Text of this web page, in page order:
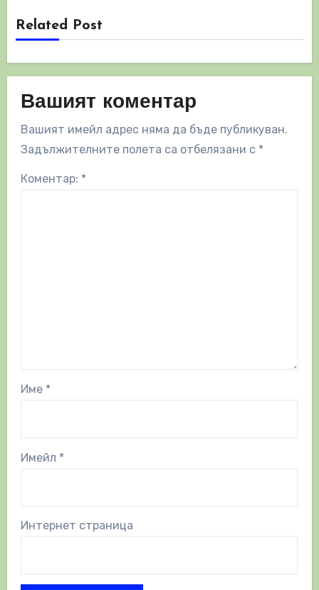
Related Post
Вашият коментар
Вашият имейл адрес няма да бъде публикуван.
Задължителните полета са отбелязани с *
Коментар: *
Име *
Имейл *
Интернет страница